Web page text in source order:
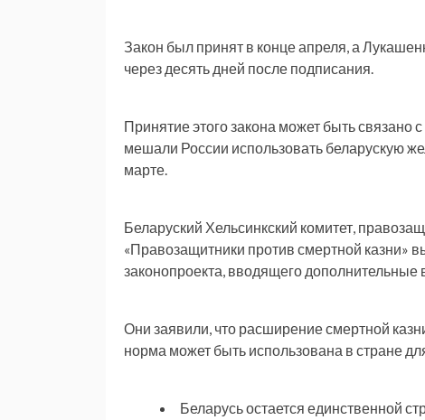
Закон был принят в конце апреля, а
через десять дней после подписания.
Принятие этого закона может быть связано
мешали России использовать беларускую
марте.
Беларуский Хельсинкский комитет,
«Правозащитники против смертной казни»
законопроекта, вводящего дополнительные
Они заявили, что расширение смертной
норма может быть использована в стране
Беларусь остается единственной